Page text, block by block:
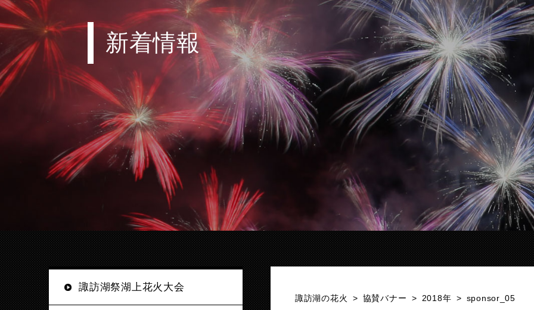
大会プログラム
花火の歴史
チケット販売情報
交通案内
注意事項
報道・メデ
新着情報
諏訪湖の花火 > 協賛バナー > 2018年 > sponsor_05
諏訪湖祭湖上花火大会